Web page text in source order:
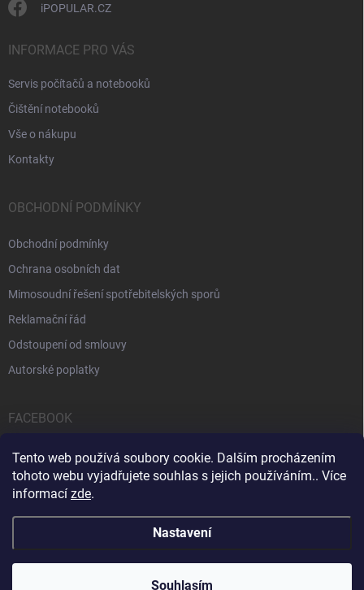
Tento web používá soubory cookie. Dalším procházením
tohoto webu vyjadřujete souhlas s jejich používáním.. Více
informací zde.
Nastavení
Souhlasím
iPOPULAR.CZ
INFORMACE PRO VÁS
Servis počítačů a notebooků
Čištění notebooků
Vše o nákupu
Kontakty
OBCHODNÍ PODMÍNKY
Obchodní podmínky
Ochrana osobních dat
Mimosoudní řešení spotřebitelských sporů
Reklamační řád
Odstoupení od smlouvy
Autorské poplatky
FACEBOOK
Servis počítačů a notebooků Čištění notebooků Kontakty
iPOPULAR.CZ . Všechna práva vyhrazena.